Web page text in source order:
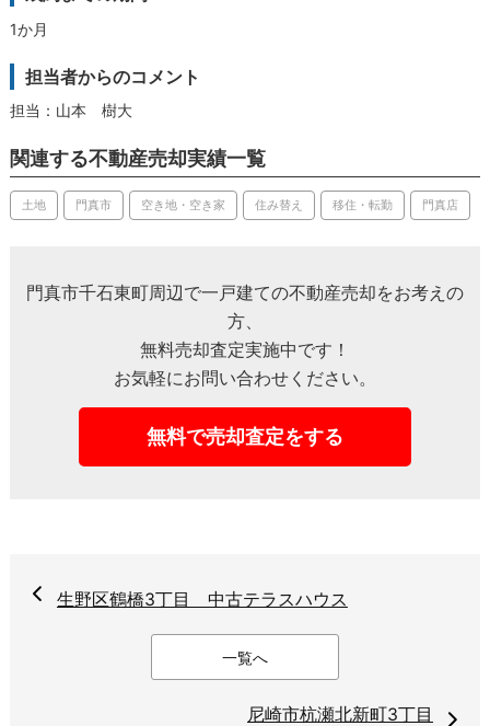
1か月
担当者からのコメント
担当：山本 樹大
関連する不動産売却実績一覧
土地 門真市 空き地・空き家 住み替え 移住・転勤 門真店
門真市千石東町周辺で一戸建ての不動産売却をお考えの
方、
無料売却査定実施中です！
お気軽にお問い合わせください。
無料で売却査定をする
生野区鶴橋3丁目 中古テラスハウス
一覧へ
尼崎市杭瀬北新町3丁目